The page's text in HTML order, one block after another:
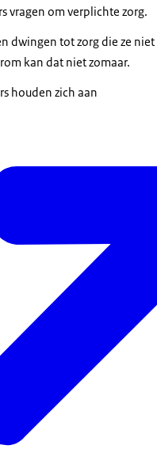
vragen om verplichte zorg.
dwingen tot zorg die ze
kan dat niet zomaar.
houden zich aan